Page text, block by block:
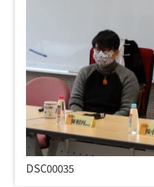
DSC00035